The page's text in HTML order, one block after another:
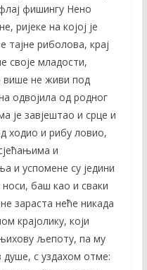
фишингу Нено
ријеке на којој је
тајне риболова, крај
своје младости,
више не живи под
одвојила од родног
је завјештао и срце и
ходио и рибу ловио,
и
и успомене су једини
баш као и сваки
зараста неће никада
крајолику, који
љепоту, па му
душе, с уздахом отме: